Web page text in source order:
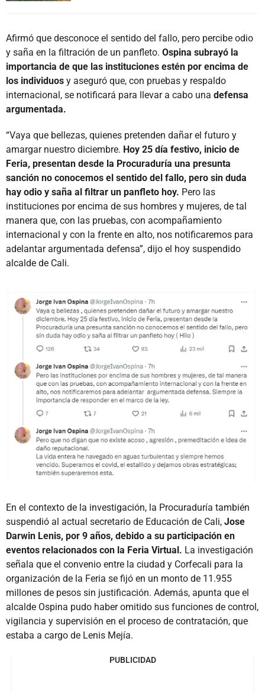
Afirmó que desconoce el sentido del fallo, pero percibe odio
y saña en la filtración de un panfleto. Ospina subrayó la
importancia de que las instituciones estén por encima de
los individuos y aseguró que, con pruebas y respaldo
internacional, se notificará para llevar a cabo una defensa
argumentada.
“Vaya que bellezas, quienes pretenden dañar el futuro y
amargar nuestro diciembre. Hoy 25 día festivo, inicio de
Feria, presentan desde la Procuraduría una presunta
sanción no conocemos el sentido del fallo, pero sin duda
hay odio y saña al filtrar un panfleto hoy. Pero las
instituciones por encima de sus hombres y mujeres, de tal
manera que, con las pruebas, con acompañamiento
internacional y con la frente en alto, nos notificaremos para
adelantar argumentada defensa”, dijo el hoy suspendido
alcalde de Cali.
En el contexto de la investigación, la Procuraduría también
suspendió al actual secretario de Educación de Cali, Jose
Darwin Lenis, por 9 años, debido a su participación en
eventos relacionados con la Feria Virtual. La investigación
señala que el convenio entre la ciudad y Corfecali para la
organización de la Feria se fijó en un monto de 11.955
millones de pesos sin justificación. Además, apunta que el
alcalde Ospina pudo haber omitido sus funciones de control,
vigilancia y supervisión en el proceso de contratación, que
estaba a cargo de Lenis Mejía.
PUBLICIDAD